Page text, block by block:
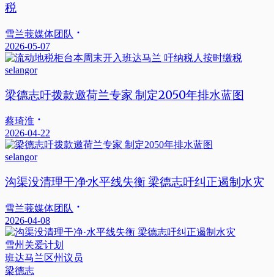
税
雪兰莪媒体团队
2026-05-07
selangor
梁德志吁拨款邀荷兰专家 制定2050年排水蓝图
蔡琦淮
2026-04-22
selangor
沟渠没清理干净·水平线失衡 梁德志吁纠正遏制水灾
雪兰莪媒体团队
2026-04-08
雪州关爱计划
班达马兰区州议员
梁德志